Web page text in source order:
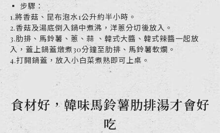
▪ 步驟：
1.將香菇、昆布泡水1公升約半小時。
2.香菇及湯底倒入鍋中煮沸，洋蔥分切後放入。
3.肋排、馬鈴薯、蔥、蒜 、韓式大醬、韓式辣醬一起放
入，蓋上鍋蓋燉煮30分鐘至肋排、馬鈴薯軟爛。
4.打開鍋蓋，放入小白菜煮熟即可上桌。
食材好，韓味馬鈴薯肋排湯才會好
吃